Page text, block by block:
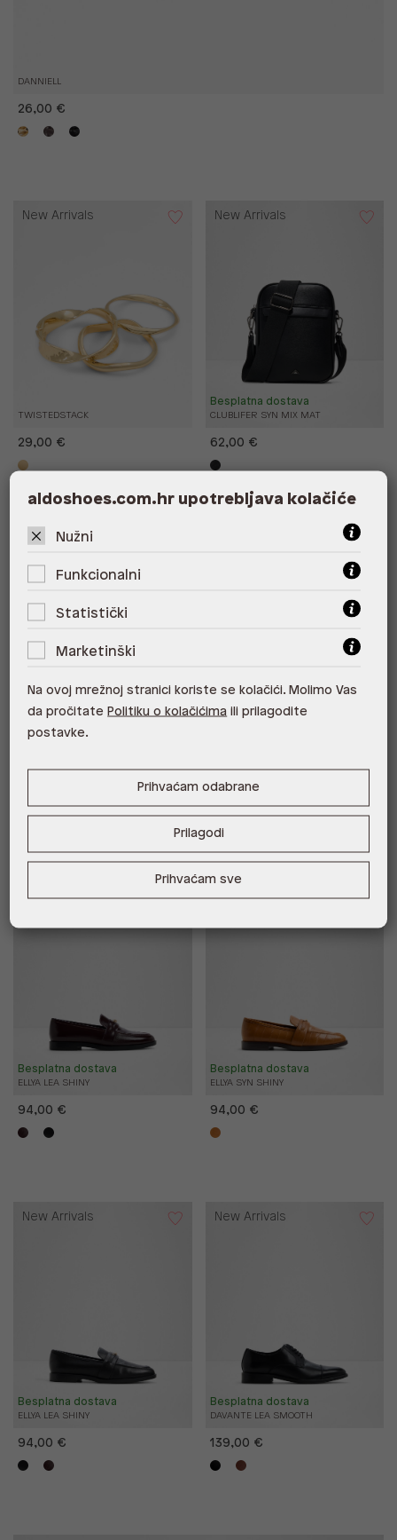
DANNIELL
26,00 €
TWISTEDSTACK
New Arrivals
29,00 €
CLUBLIFER SYN MIX MAT
Besplatna dostava
New Arrivals
62,00 €
Besplatna dostava
ELLYA LEA SHINY
Besplatna dostava
94,00 €
ELLYA SYN SHINY
Besplatna dostava
New Arrivals
94,00 €
ELLYA LEA SHINY
Besplatna dostava
New Arrivals
94,00 €
DAVANTE LEA SMOOTH
Besplatna dostava
New Arrivals
139,00 €
aldoshoes.com.hr upotrebljava kolačiće
Nužni
Funkcionalni
Statistički
Marketinški
Na ovoj mrežnoj stranici koriste se kolačići. Molimo Vas
da pročitate Politiku o kolačićima ili prilagodite
postavke.
Prihvaćam odabrane
Prilagodi
Prihvaćam sve